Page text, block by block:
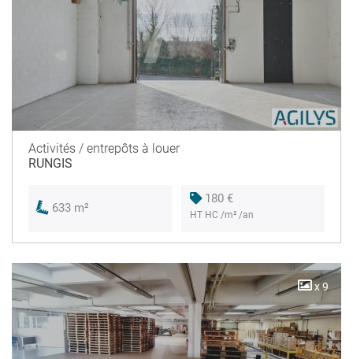
Activités / entrepôts à louer
RUNGIS
633 m²
180 €
HT HC /m² /an
x 9